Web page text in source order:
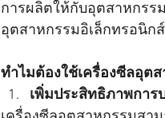
การผลิตให้กับอุตสาหกรร
อุตสาหกรรมอิเล็กทรอนิกส์
ทำไมต้องใช้เครื่องซีลอุต
เพิ่มประสิทธิภาพการ